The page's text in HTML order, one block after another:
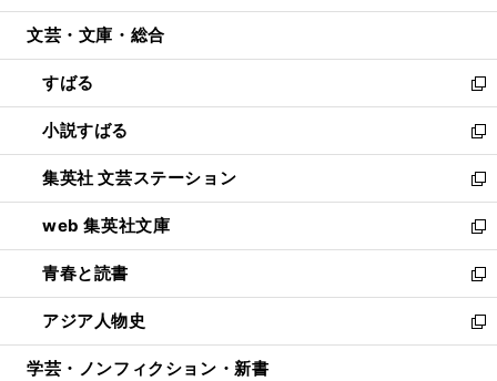
開
ウ
開
く
ン
ウ
で
開
く
ウ
ン
ド
ウ
で
開
く
文芸・文庫・総合
すばる
新
し
い
ウ
ィ
ン
ド
ウ
で
開
く
小説すばる
新
し
い
ウ
ィ
ン
ド
ウ
で
開
集英社 文芸ステーション
新
し
い
ウ
ィ
ン
ド
ウ
web 集英社文庫
新
し
い
ウ
ィ
ン
青春と読書
新
し
い
ウ
アジア人物史
新
し
学芸・ノンフィクション・新書